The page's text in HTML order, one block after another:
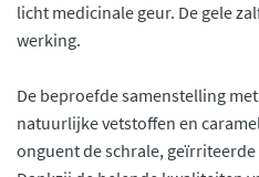
licht medicinale geur. De gele
werking.
De beproefde samenstelling
natuurlijke vetstoffen en
onguent de schrale,